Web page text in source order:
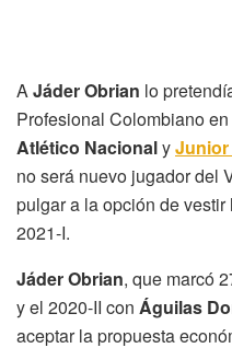
AJáder Obrian lo
Profesional Colombiano
Atlético NacionalyJunior
no será nuevo jugador del
pulgar a la opción de
2021-I.
Jáder Obrian, que marcó
y el 2020-II con Águilas
aceptar la propuesta